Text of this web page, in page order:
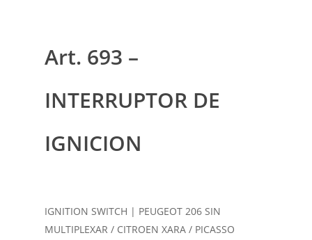
Art. 693 –
INTERRUPTOR DE
IGNICION
IGNITION SWITCH | PEUGEOT 206 SIN
MULTIPLEXAR / CITROEN XARA / PICASSO